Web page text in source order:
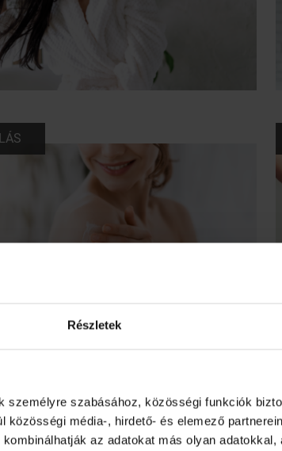
Részletek
személyre szabásához, közösségi funkciók
közösségi média-, hirdető- és elemező
az adatokat más olyan adatokkal,